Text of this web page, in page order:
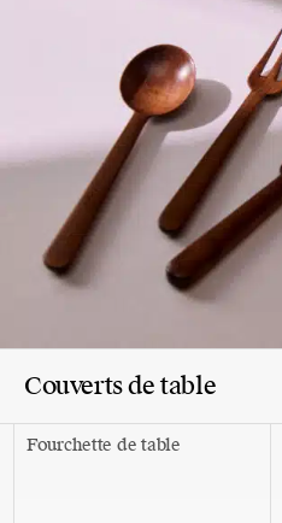
Couverts de table
Fourchette de table